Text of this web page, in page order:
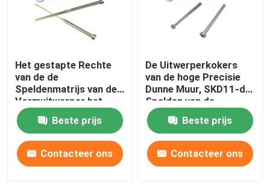
Het gestapte Rechte
van de de
Speldenmatrijs van de
Vormuitwerper het
Vingerhoedjeinjectie
Vormen Beste prijs
Contacteer ons
De Uitwerperkokers
van de hoge Precisie
Dunne Muur, SKD11-de
Spelden van de
Materialenkern en
Kokers Beste prijs
Contacteer ons